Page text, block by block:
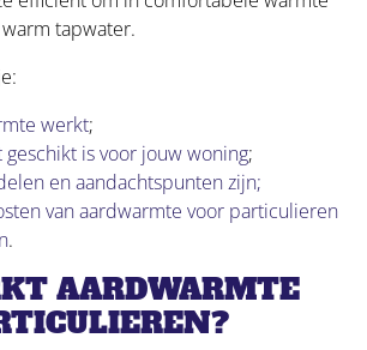
tapwater.
werkt;
is voor jouw woning;
en aandachtspunten zijn;
van aardwarmte voor particulieren
.
AARDWARMTE